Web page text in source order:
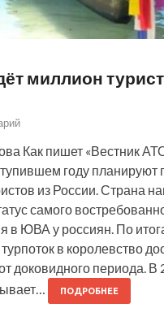
миллион
Как пишет «Вестник
году планируют
из России. Страна
самого
в ЮВА у россиян. По
в королевство
доковидного периода. В
ПОДРОБНЕЕ